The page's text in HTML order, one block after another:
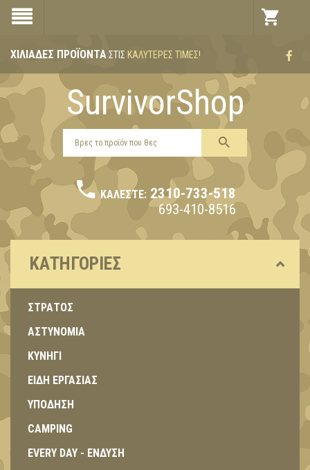
ΧΙΛΙΆΔΕΣ ΠΡΟΪΌΝΤΑΣΤΙΣ ΚΑΛΎΤΕΡΕΣ ΤΙΜΈΣ!
SurvivorShop
ΚΑΛΈΣΤΕ: 2310-733-518
693-410-8516
ΚΑΤΗΓΟΡΊΕΣ
ΣΤΡΑΤΟΣ
ΑΣΤΥΝΟΜΙΑ
ΚΥΝΗΓΙ
ΕΙΔΗ ΕΡΓΑΣΙΑΣ
ΥΠΟΔΗΣΗ
CAMPING
EVERY DAY - ΕΝΔΥΣΗ